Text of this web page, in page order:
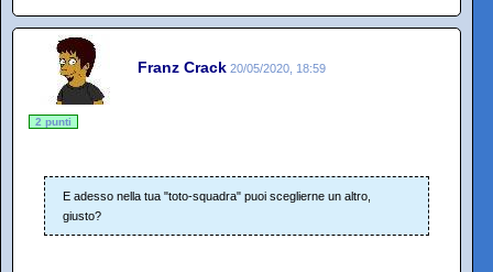
Franz Crack 20/05/2020, 18:59
2 punti
E adesso nella tua "toto-squadra" puoi sceglierne un altro,
giusto?